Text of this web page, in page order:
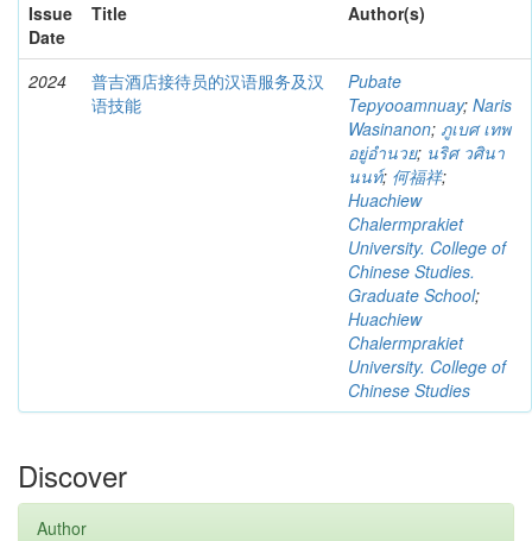
Issue
Date
Title Author(s)
2024
普吉酒店接待员的汉语服务及汉
语技能
Pubate
Tepyooamnuay; Naris
Wasinanon; ภูเบศ เทพ
อยู่อำนวย; นริศ วศินา
นนท์; 何福祥;
Huachiew
Chalermprakiet
University. College of
Chinese Studies.
Graduate School;
Huachiew
Chalermprakiet
University. College of
Chinese Studies
Discover
Author